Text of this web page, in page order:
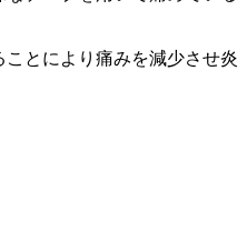
とにより痛みを減少させ炎